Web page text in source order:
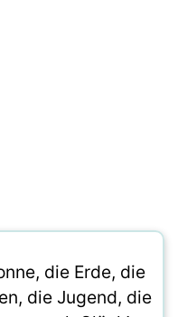
die Erde, die
die Jugend, die